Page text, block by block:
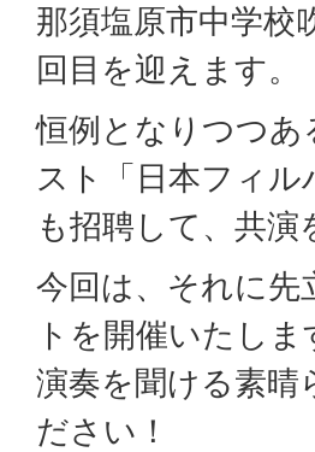
那須塩原市中学校
回目を迎えます。
恒例となりつつ
スト「日本フィ
も招聘して、共
今回は、それに先
トを開催いたし
演奏を聞ける素晴
ださい！